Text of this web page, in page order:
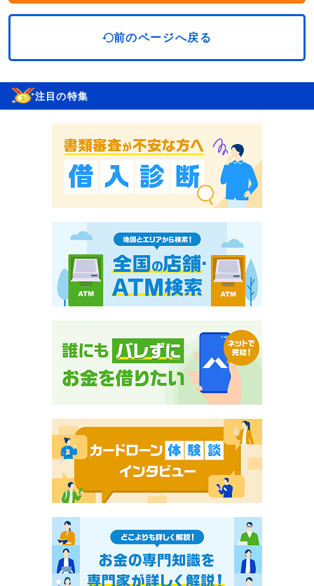
前のページへ戻る
注目の特集